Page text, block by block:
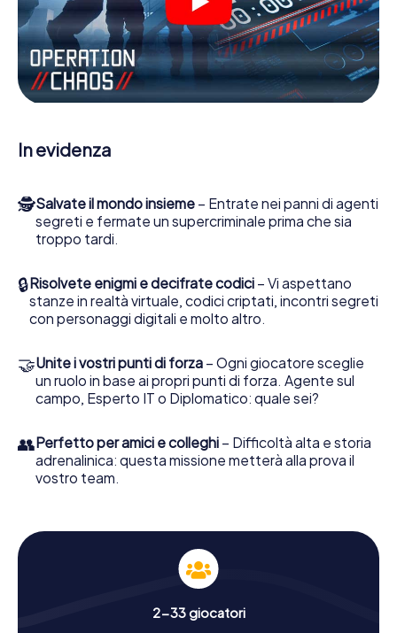
molte altre funzionalità.
Lavori insieme con una squadra, origli le spie nemiche e
porti gli ufficiali di collegamento dalla sua parte. In questo
Escape Game a Alice Springs lei e la sua squadra dovete
essere pronti a fermare i cattivi. A differenza di James
la sua squadra sarete immortalati nel punteggio più alto
del Alice Springs e avrete accesso alla vostra personale
suoi biglietti nel mondo dello spionaggio e degli agenti
segreti e trasformi Alice Springs in un'Escape Room
all'aperto!
In evidenza
🕵Salvate il mondo insieme – Entrate nei panni di agenti
segreti e fermate un supercriminale prima che sia
troppo tardi.
🔒Risolvete enigmi e decifrate codici – Vi aspettano
stanze in realtà virtuale, codici criptati, incontri segreti
con personaggi digitali e molto altro.
🤝Unite i vostri punti di forza – Ogni giocatore sceglie
un ruolo in base ai propri punti di forza. Agente sul
campo, Esperto IT o Diplomatico: quale sei?
👥Perfetto per amici e colleghi – Difficoltà alta e storia
adrenalinica: questa missione metterà alla prova il
vostro team.
2-33 giocatori